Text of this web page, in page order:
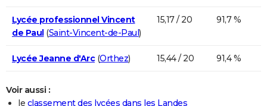
Lycée professionnel Vincent
de Paul(Saint-Vincent-de-Paul)
15,17 / 20 91,7 %
Lycée Jeanne d'Arc(Orthez) 15,44 / 20 91,4 %
Voir aussi :
le classement des lycées dans les Landes